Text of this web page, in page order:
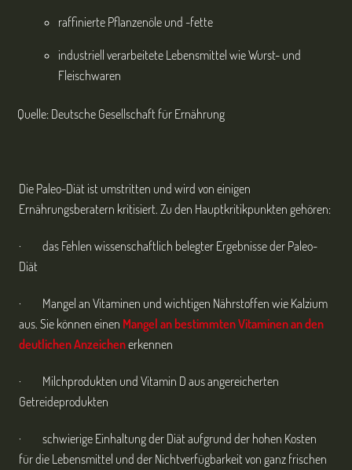
raffinierte Pflanzenöle und -fette
industriell verarbeitete Lebensmittel wie Wurst- und
Fleischwaren
Quelle: Deutsche Gesellschaft für Ernährung
Die Paleo-Diät ist umstritten und wird von einigen
Ernährungsberatern kritisiert. Zu den Hauptkritikpunkten gehören:
· das Fehlen wissenschaftlich belegter Ergebnisse der Paleo-
Diät
· Mangel an Vitaminen und wichtigen Nährstoffen wie Kalzium
aus. Sie können einen Mangel an bestimmten Vitaminen an den
deutlichen Anzeichenerkennen
· Milchprodukten und Vitamin D aus angereicherten
Getreideprodukten
· schwierige Einhaltung der Diät aufgrund der hohen Kosten
für die Lebensmittel und der Nichtverfügbarkeit von ganz frischen